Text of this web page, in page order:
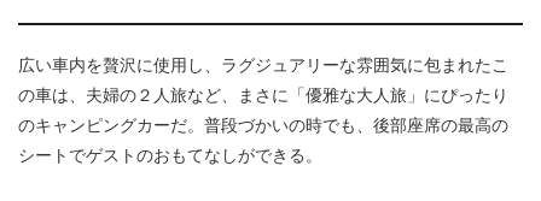
広い車内を贅沢に使用し、ラグジュアリーな雰囲気に包まれたこ
の車は、夫婦の２人旅など、まさに「優雅な大人旅」にぴったり
のキャンピングカーだ。普段づかいの時でも、後部座席の最高の
シートでゲストのおもてなしができる。